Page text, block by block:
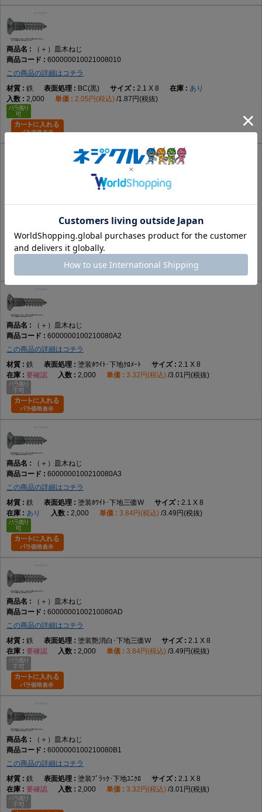
（＋）皿木ねじ
600000010021008010
この商品の詳細はコチラ
鉄
BC(黒) 2.1 X 8
あり
2,000
2.05円(税込) 1.87円(税抜)
塗装ﾎﾜｲﾄ･下地ﾕﾆｸﾛ
2.1 X 8
要確認
2,000 3.32円(税込) 3.01円(税抜)
（＋）皿木ねじ
6000000100210080A2
この商品の詳細はコチラ
鉄
塗装ﾎﾜｲﾄ･下地ｸﾛﾒｰﾄ
2.1 X 8
要確認
2,000 3.32円(税込) 3.01円(税抜)
（＋）皿木ねじ
6000000100210080A3
この商品の詳細はコチラ
鉄
塗装ﾎﾜｲﾄ･下地三価W
2.1 X 8
あり
2,000 3.84円(税込) 3.49円(税抜)
（＋）皿木ねじ
6000000100210080AD
この商品の詳細はコチラ
鉄
塗装艶消白･下地三価W
2.1 X 8
要確認
2,000 3.84円(税込) 3.49円(税抜)
（＋）皿木ねじ
6000000100210080B1
この商品の詳細はコチラ
鉄
塗装ﾌﾞﾗｯｸ･下地ﾕﾆｸﾛ
2.1 X 8
要確認
2,000 3.32円(税込) 3.01円(税抜)